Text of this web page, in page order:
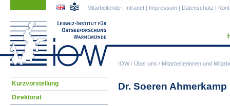
IOW/ Über uns / Mitarbeiterinnen und
Mitarbeitende | Intranet | Impressum | Datenschutz |
Dr. Soeren Ahmerkamp
Navigation
Kurzvorstellung
Direktorat